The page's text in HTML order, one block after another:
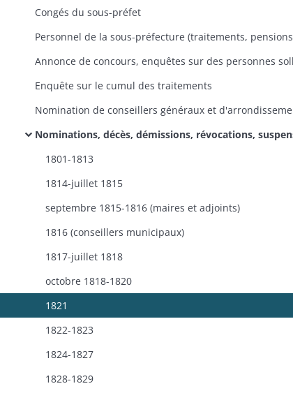
Congés du sous-préfet
Personnel de la sous-préfecture (traitements,
Enquête sur le cumul des traitements
Nomination de conseillers généraux et
Nominations, décès, démissions, révocations, suspensions des maires, adjoints et conseillers
1801-1813
1814-juillet 1815
septembre 1815-1816 (maires et adjoints)
1816 (conseillers municipaux)
1817-juillet 1818
octobre 1818-1820
1821
1822-1823
1824-1827
1828-1829